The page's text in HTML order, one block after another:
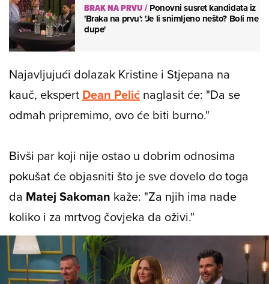
BRAK NA PRVU/Ponovni susret kandidata iz
'Braka na prvu': 'Je li snimljeno nešto? Boli me
dupe'
Najavljujući dolazak Kristine i Stjepana na
kauč, ekspert Dean Pelić naglasit će: "Da se
odmah pripremimo, ovo će biti burno."
Bivši par koji nije ostao u dobrim odnosima
pokušat će objasniti što je sve dovelo do toga
da Matej Sakoman kaže: "Za njih ima nade
koliko i za mrtvog čovjeka da oživi."